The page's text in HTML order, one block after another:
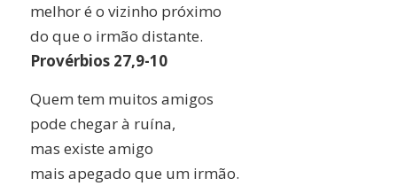
melhor é o vizinho próximo
do que o irmão distante.
Provérbios 27,9-10
Quem tem muitos amigos
pode chegar à ruína,
mas existe amigo
mais apegado que um irmão.